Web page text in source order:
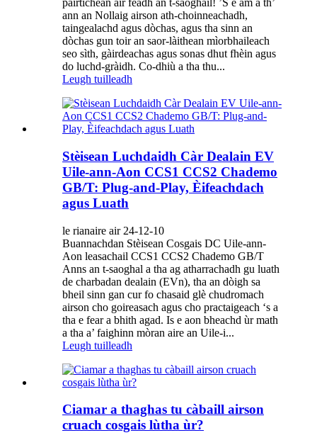
pàirtichean air feadh an t-saoghail! ’S e àm a th’
ann an Nollaig airson ath-choinneachadh,
taingealachd agus dòchas, agus tha sinn an
dòchas gun toir an saor-làithean mìorbhaileach
seo sìth, gàirdeachas agus sonas dhut fhèin agus
do luchd-gràidh. Co-dhiù a tha thu...
Leugh tuilleadh
Stèisean Luchdaidh Càr Dealain EV
Uile-ann-Aon CCS1 CCS2 Chademo
GB/T: Plug-and-Play, Èifeachdach
agus Luath
le rianaire air 24-12-10
Buannachdan Stèisean Cosgais DC Uile-ann-
Aon leasachail CCS1 CCS2 Chademo GB/T
Anns an t-saoghal a tha ag atharrachadh gu luath
de charbadan dealain (EVn), tha an dòigh sa
bheil sinn gan cur fo chasaid glè chudromach
airson cho goireasach agus cho practaigeach ‘s a
tha e fear a bhith agad. Is e aon bheachd ùr math
a tha a’ faighinn mòran aire an Uile-i...
Leugh tuilleadh
Ciamar a thaghas tu càbaill airson
cruach cosgais lùtha ùr?